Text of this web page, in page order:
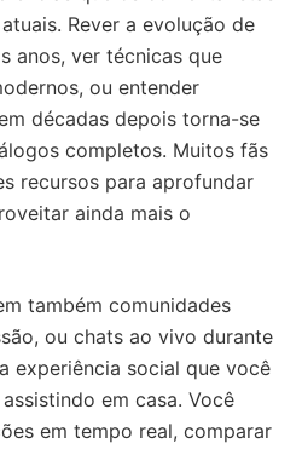
Rever a evolução de
anos, ver técnicas que
ou entender
décadas depois torna-se
completos. Muitos fãs
recursos para aprofundar
ainda mais o
também comunidades
ou chats ao vivo durante
experiência social que você
em casa. Você
em tempo real, comparar